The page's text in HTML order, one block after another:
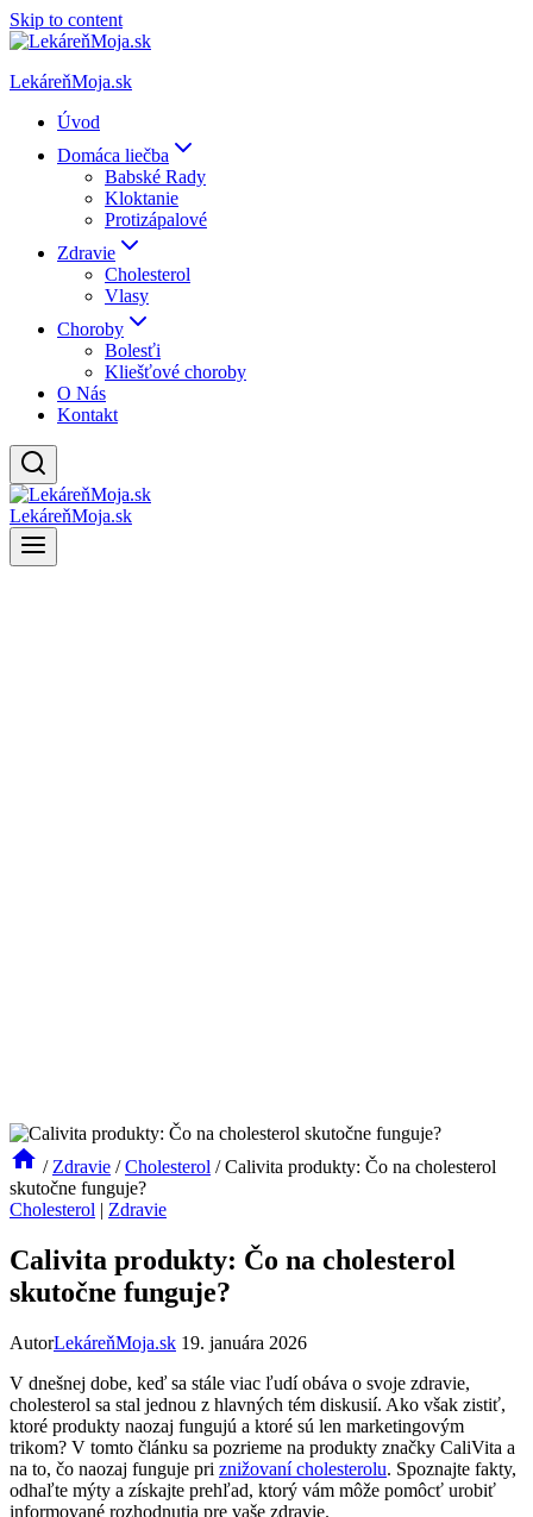
Skip to content
LekáreňMoja.sk
Úvod
Domáca liečba
Babské Rady
Kloktanie
Protizápalové
Zdravie
Cholesterol
Vlasy
Choroby
Bolesťi
Kliešťové choroby
O Nás
Kontakt
LekáreňMoja.sk
/ Zdravie / Cholesterol / Calivita produkty: Čo na cholesterol
skutočne funguje?
Cholesterol | Zdravie
Calivita produkty: Čo na cholesterol
skutočne funguje?
AutorLekáreňMoja.sk 19. januára 2026
V dnešnej dobe, keď sa stále viac ľudí obáva o svoje zdravie,
cholesterol sa stal jednou z hlavných tém diskusií. Ako však zistiť,
ktoré produkty naozaj fungujú a ktoré sú len marketingovým
trikom? V tomto článku sa pozrieme na produkty značky CaliVita a
na to, čo naozaj funguje pri znižovaní cholesterolu. Spoznajte fakty,
odhaľte mýty a získajte prehľad, ktorý vám môže pomôcť urobiť
informované rozhodnutia pre vaše zdravie.